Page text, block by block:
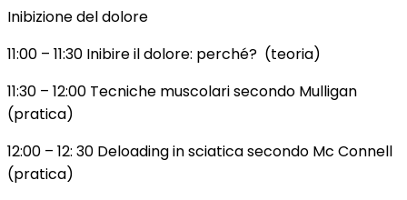
Inibizione del dolore
11:00 – 11:30 Inibire il dolore: perché? (teoria)
11:30 – 12:00 Tecniche muscolari secondo Mulligan
(pratica)
12:00 – 12: 30 Deloading in sciatica secondo Mc Connell
(pratica)